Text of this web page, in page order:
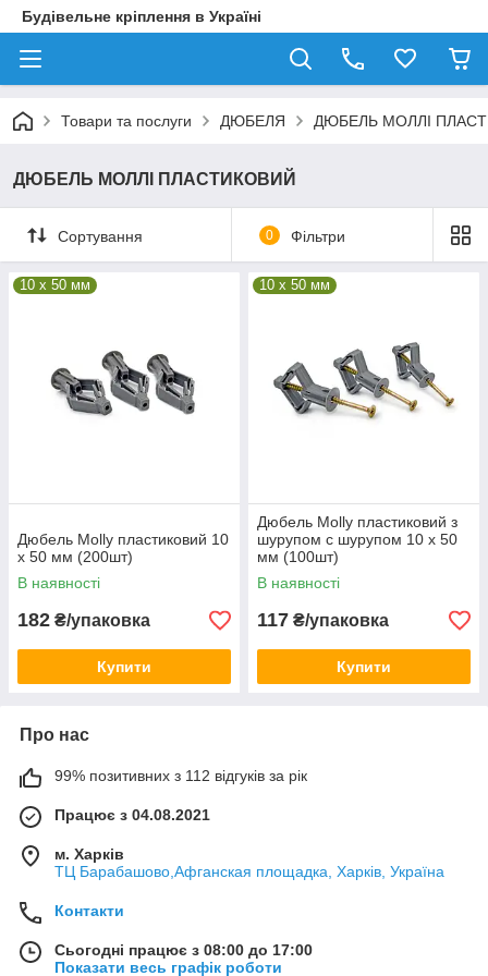
Будівельне кріплення в Україні
Товари та послуги ДЮБЕЛЯ ДЮБЕЛЬ МОЛЛІ
ДЮБЕЛЬ МОЛЛІ ПЛАСТИКОВИЙ
Сортування 0 Фільтри
10 x 50 мм
Дюбель Molly пластиковий 10
х 50 мм (200шт)
В наявності
182 ₴/упаковка
Купити
10 x 50 мм
Дюбель Molly пластиковий з
шурупом с шурупом 10 х 50
мм (100шт)
В наявності
117 ₴/упаковка
Купити
Про нас
99% позитивних з 112 відгуків за рік
Працює з 04.08.2021
м. Харків
ТЦ Барабашово,Афганская площадка, Харків, Україна
Контакти
Сьогодні працює з 08:00 до 17:00
Показати весь графік роботи